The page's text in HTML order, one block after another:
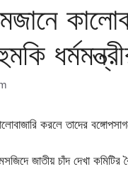
করলে তাদের
জাতীয় চাঁদ দেখা